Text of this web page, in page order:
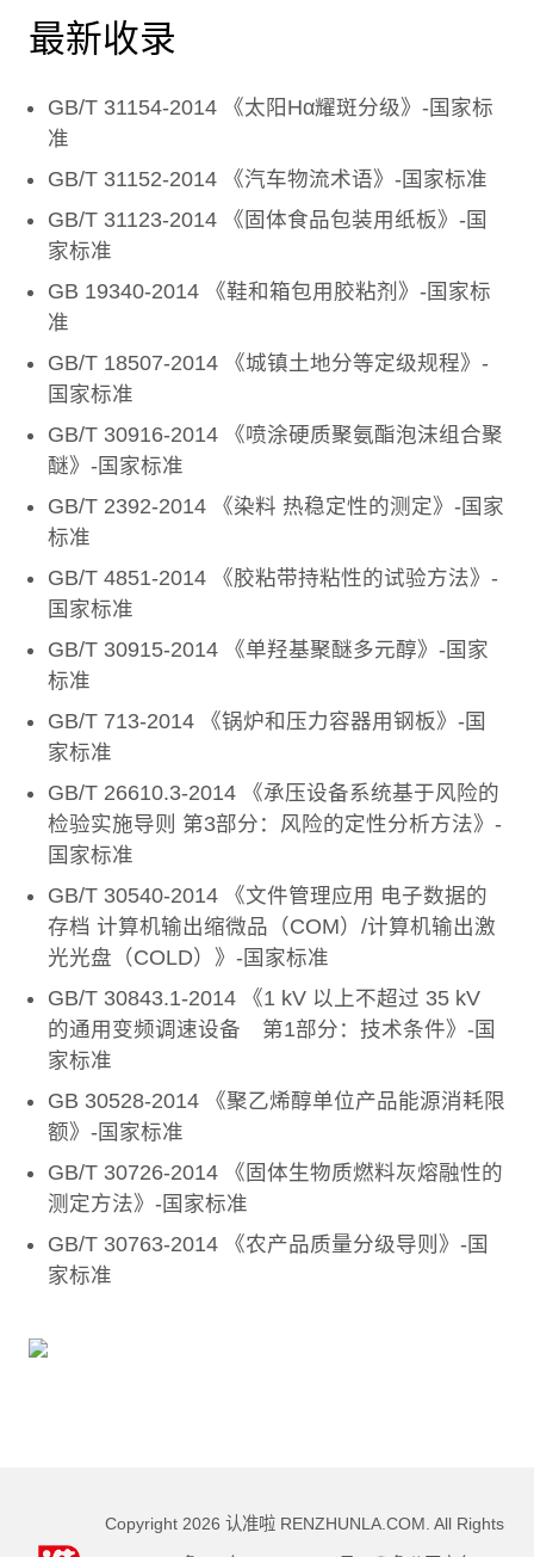
最新收录
GB/T 31154-2014 《太阳Hα耀斑分级》-国家标
准
GB/T 31152-2014 《汽车物流术语》-国家标准
GB/T 31123-2014 《固体食品包装用纸板》-国
家标准
GB 19340-2014 《鞋和箱包用胶粘剂》-国家标
准
GB/T 18507-2014 《城镇土地分等定级规程》-
国家标准
GB/T 30916-2014 《喷涂硬质聚氨酯泡沫组合聚
醚》-国家标准
GB/T 2392-2014 《染料 热稳定性的测定》-国家
标准
GB/T 4851-2014 《胶粘带持粘性的试验方法》-
国家标准
GB/T 30915-2014 《单羟基聚醚多元醇》-国家
标准
GB/T 713-2014 《锅炉和压力容器用钢板》-国
家标准
GB/T 26610.3-2014 《承压设备系统基于风险的
检验实施导则 第3部分：风险的定性分析方法》-
国家标准
GB/T 30540-2014 《文件管理应用 电子数据的
存档 计算机输出缩微品（COM）/计算机输出激
光光盘（COLD）》-国家标准
GB/T 30843.1-2014 《1 kV 以上不超过 35 kV
的通用变频调速设备 第1部分：技术条件》-国
家标准
GB 30528-2014 《聚乙烯醇单位产品能源消耗限
额》-国家标准
GB/T 30726-2014 《固体生物质燃料灰熔融性的
测定方法》-国家标准
GB/T 30763-2014 《农产品质量分级导则》-国
家标准
Copyright 2026 认准啦 RENZHUNLA.COM. All Rights